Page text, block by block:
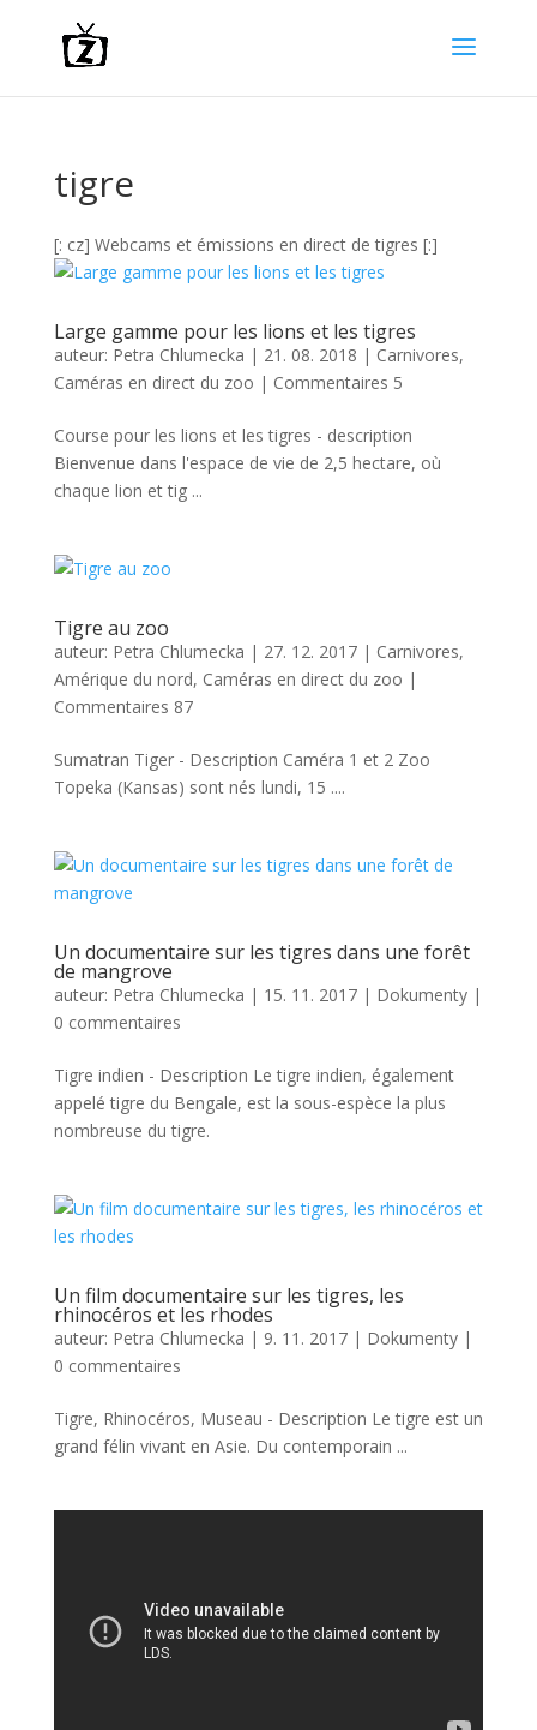
tigre
[: cz] Webcams et émissions en direct de tigres [:]
Large gamme pour les lions et les tigres
auteur: Petra Chlumecka | 21. 08. 2018 | Carnivores,
Caméras en direct du zoo | Commentaires 5
Course pour les lions et les tigres - description
Bienvenue dans l'espace de vie de 2,5 hectare, où
chaque lion et tig ...
Tigre au zoo
auteur: Petra Chlumecka | 27. 12. 2017| Carnivores,
Amérique du nord, Caméras en direct du zoo |
Commentaires 87
Sumatran Tiger - Description Caméra 1 et 2 Zoo
Topeka (Kansas) sont nés lundi, 15 ....
Un documentaire sur les tigres dans une forêt
de mangrove
auteur: Petra Chlumecka | 15. 11. 2017| Dokumenty|
0 commentaires
Tigre indien - Description Le tigre indien, également
appelé tigre du Bengale, est la sous-espèce la plus
nombreuse du tigre.
Un film documentaire sur les tigres, les
rhinocéros et les rhodes
auteur: Petra Chlumecka | 9. 11. 2017| Dokumenty|
0 commentaires
Tigre, Rhinocéros, Museau - Description Le tigre est un
grand félin vivant en Asie. Du contemporain ...